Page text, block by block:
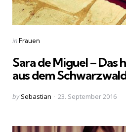
Categories
Posted
inFrauen
Sara de Miguel – Das
aus dem
Posted
by Sebastian 23. September 2016